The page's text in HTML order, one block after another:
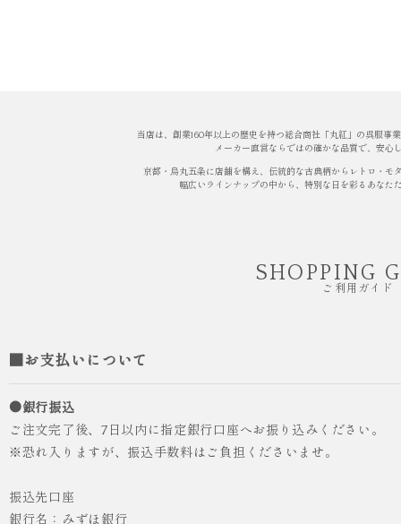
当店は、創業160年以上の歴史を持つ総合商社「丸紅」の呉服事
メーカー直営ならではの確かな品質で、安心
京都・烏丸五条に店舗を構え、伝統的な古典柄からレトロ・モ
幅広いラインナップの中から、特別な日を彩るあなた
SHOPPING
ご利用ガイド
■お支払いについて
●銀行振込
ご注文完了後、7日以内に指定銀行口座へお振り込みください。
※恐れ入りますが、振込手数料はご負担くださいませ。
振込先口座
銀行名：みずほ銀行